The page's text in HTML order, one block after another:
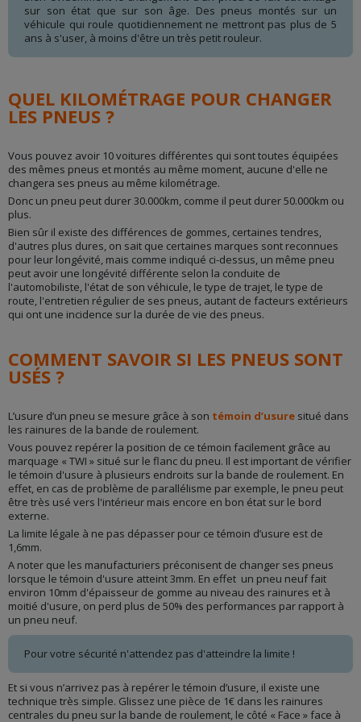
sur son état que sur son âge. Des pneus montés sur un
véhicule qui roule quotidiennement ne mettront pas plus de 5
ans à s'user, à moins d'être un très petit rouleur.
QUEL KILOMÉTRAGE POUR CHANGER
LES PNEUS ?
Vous pouvez avoir 10 voitures différentes qui sont toutes équipées
des mêmes pneus et montés au même moment, aucune d'elle ne
changera ses pneus au même kilométrage.
Donc un pneu peut durer 30.000km, comme il peut durer 50.000km ou
plus.
Bien sûr il existe des différences de gommes, certaines tendres,
d'autres plus dures, on sait que certaines marques sont reconnues
pour leur longévité, mais comme indiqué ci-dessus, un même pneu
peut avoir une longévité différente selon la conduite de
l'automobiliste, l'état de son véhicule, le type de trajet, le type de
route, l'entretien régulier de ses pneus, autant de facteurs extérieurs
qui ont une incidence sur la durée de vie des pneus.
COMMENT SAVOIR SI LES PNEUS SONT
USÉS ?
L’usure d’un pneu se mesure grâce à son témoin d’usure situé dans
les rainures de la bande de roulement.
Vous pouvez repérer la position de ce témoin facilement grâce au
marquage « TWI » situé sur le flanc du pneu. Il est important de vérifier
le témoin d'usure à plusieurs endroits sur la bande de roulement. En
effet, en cas de problème de parallélisme par exemple, le pneu peut
être très usé vers l'intérieur mais encore en bon état sur le bord
externe.
La limite légale à ne pas dépasser pour ce témoin d’usure est de
1,6mm.
A noter que les manufacturiers préconisent de changer ses pneus
lorsque le témoin d'usure atteint 3mm. En effet un pneu neuf fait
environ 10mm d'épaisseur de gomme au niveau des rainures et à
moitié d'usure, on perd plus de 50% des performances par rapport à
un pneu neuf.
Pour votre sécurité n'attendez pas d'atteindre la limite !
Et si vous n’arrivez pas à repérer le témoin d’usure, il existe une
technique très simple. Glissez une pièce de 1€ dans les rainures
centrales du pneu sur la bande de roulement, le côté « Face » face à